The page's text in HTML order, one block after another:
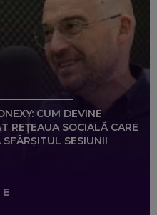
CUM DEVINE
REȚEAUA SOCIALĂ CARE
SESIUNII